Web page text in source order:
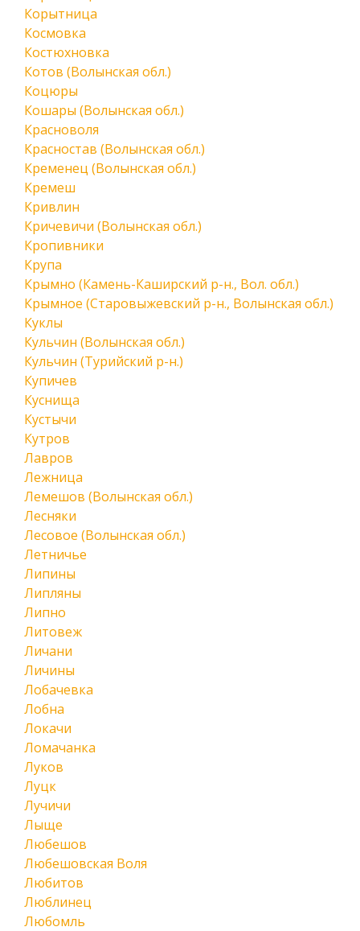
Корытница
Космовка
Костюхновка
Котов (Волынская обл.)
Коцюры
Кошары (Волынская обл.)
Красноволя
Красностав (Волынская обл.)
Кременец (Волынская обл.)
Кремеш
Кривлин
Кричевичи (Волынская обл.)
Кропивники
Крупа
Крымно (Камень-Каширский р-н., Вол. обл.)
Крымное (Старовыжевский р-н., Волынская обл.)
Куклы
Кульчин (Волынская обл.)
Кульчин (Турийский р-н.)
Купичев
Куснища
Кустычи
Кутров
Лавров
Лежница
Лемешов (Волынская обл.)
Лесняки
Лесовое (Волынская обл.)
Летничье
Липины
Липляны
Липно
Литовеж
Личани
Личины
Лобачевка
Лобна
Локачи
Ломачанка
Луков
Луцк
Лучичи
Лыще
Любешов
Любешовская Воля
Любитов
Люблинец
Любомль